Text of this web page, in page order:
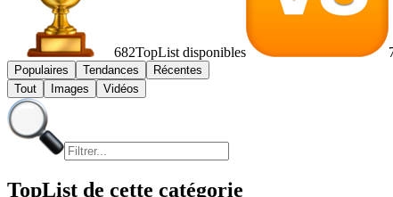
682TopList disponibles
Populaires Tendances
Récentes
Tout
Images Vidéos
TopList de cette catégorie